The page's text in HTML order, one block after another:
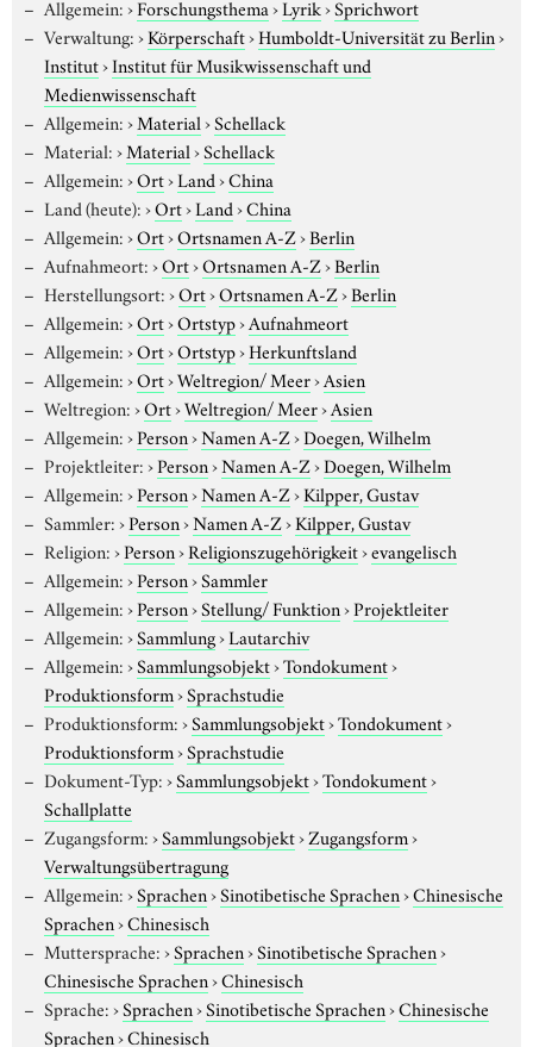
Allgemein:›Forschungsthema›Lyrik›Sprichwort
Verwaltung:›Körperschaft›Humboldt-Universität zu Berlin›
Institut›Institut für Musikwissenschaft und
Medienwissenschaft
Allgemein:›Material›Schellack
Material:›Material›Schellack
Allgemein:›Ort›Land›China
Land (heute):›Ort›Land›China
Allgemein:›Ort›Ortsnamen A-Z›Berlin
Aufnahmeort:›Ort›Ortsnamen A-Z›Berlin
Herstellungsort:›Ort›Ortsnamen A-Z›Berlin
Allgemein:›Ort›Ortstyp›Aufnahmeort
Allgemein:›Ort›Ortstyp›Herkunftsland
Allgemein:›Ort›Weltregion/ Meer›Asien
Weltregion:›Ort›Weltregion/ Meer›Asien
Allgemein:›Person›Namen A-Z›Doegen, Wilhelm
Projektleiter:›Person›Namen A-Z›Doegen, Wilhelm
Allgemein:›Person›Namen A-Z›Kilpper, Gustav
Sammler:›Person›Namen A-Z›Kilpper, Gustav
Religion:›Person›Religionszugehörigkeit›evangelisch
Allgemein:›Person›Sammler
Allgemein:›Person›Stellung/ Funktion›Projektleiter
Allgemein:›Sammlung›Lautarchiv
Allgemein:›Sammlungsobjekt›Tondokument›
Produktionsform›Sprachstudie
Produktionsform:›Sammlungsobjekt›Tondokument›
Produktionsform›Sprachstudie
Dokument-Typ:›Sammlungsobjekt›Tondokument›
Schallplatte
Zugangsform:›Sammlungsobjekt›Zugangsform›
Verwaltungsübertragung
Allgemein:›Sprachen›Sinotibetische Sprachen›Chinesische
Sprachen›Chinesisch
Muttersprache:›Sprachen›Sinotibetische Sprachen›
Chinesische Sprachen›Chinesisch
Sprache:›Sprachen›Sinotibetische Sprachen›Chinesische
Sprachen›Chinesisch